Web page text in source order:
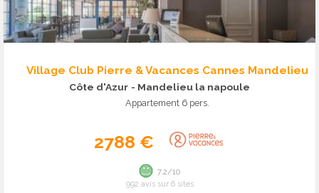
Village Club Pierre & Vacances Cannes Mandelieu
Côte d'Azur - Mandelieu la napoule
Appartement 6 pers.
2788 €
7.2/10
992 avis sur 6 sites